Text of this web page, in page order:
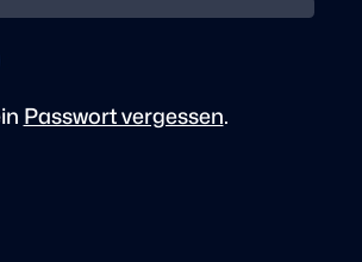
Passwort vergessen.